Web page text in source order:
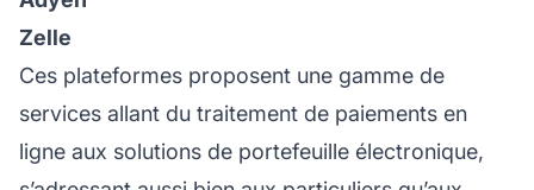
Zelle
Ces plateformes proposent une gamme de
services allant du traitement de paiements en
ligne aux solutions de portefeuille électronique,